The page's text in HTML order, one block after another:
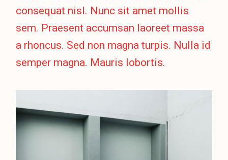
consequat nisl. Nunc sit amet mollis
sem. Praesent accumsan laoreet massa
a rhoncus. Sed non magna turpis. Nulla id
semper magna. Mauris lobortis.